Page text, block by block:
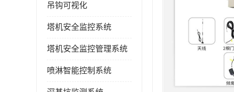
吊钩可视化
塔机安全监控系统
塔机安全监控管理系统
喷淋智能控制系统